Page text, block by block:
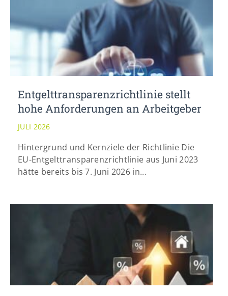
Entgelttransparenz​­richtlinie stellt
hohe Anforderungen an Arbeitgeber
JULI 2026
Hintergrund und Kernziele der Richtlinie Die
EU-Entgelttransparenzrichtlinie aus Juni 2023
hätte bereits bis 7. Juni 2026 in...